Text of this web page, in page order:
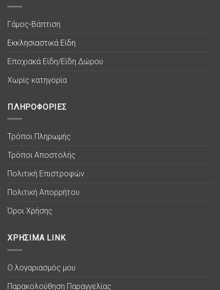
Γάμος-Βάπτιση
Εκκλησιαστικά Είδη
Εποχιακά Είδη/Είδη Δώρου
Χωρίς κατηγορία
ΠΛΗΡΟΦΟΡΙΕΣ
Τρόποι Πληρωμής
Τρόποι Αποστολής
Πολιτική Επιστροφών
Πολιτική Απορρήτου
Όροι Χρήσης
ΧΡΗΣΙΜΑ LINK
Ο λογαριασμός μου
Παρακολούθηση Παραγγελίας